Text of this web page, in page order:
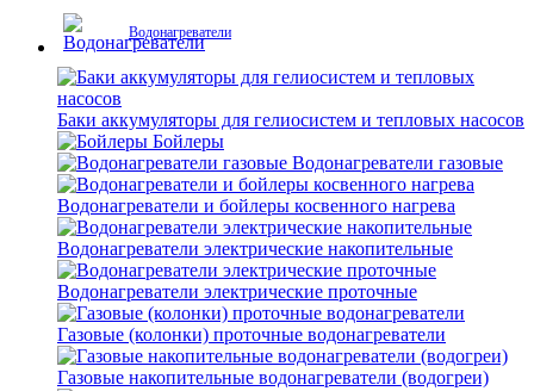
Водонагреватели
Баки аккумуляторы для гелиосистем и тепловых насосов
Бойлеры
Водонагреватели газовые
Водонагреватели и бойлеры косвенного нагрева
Водонагреватели электрические накопительные
Водонагреватели электрические проточные
Газовые (колонки) проточные водонагреватели
Газовые накопительные водонагреватели (водогреи)